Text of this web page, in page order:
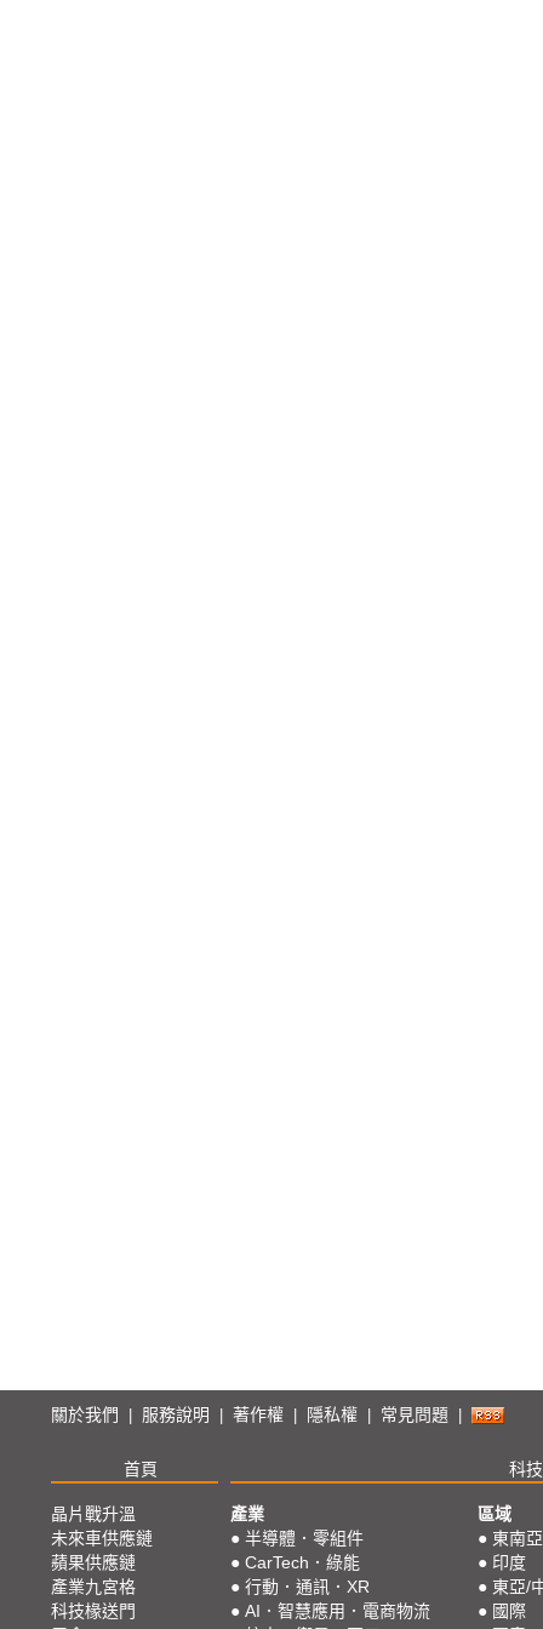
關於我們 服務說明 著作權 隱私權 常見問題
首頁 科
晶片戰升溫
未來車供應鏈
蘋果供應鏈
產業九宮格
科技椽送門
產業
● 半導體．零組件
● CarTech．綠能
● 行動．通訊．XR
● AI．智慧應用．電商物流
區域
● 東南亞
● 印度
● 東亞/
● 國際